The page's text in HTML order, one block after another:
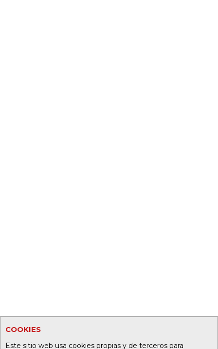
COOKIES
Este sitio web usa cookies propias y de terceros para